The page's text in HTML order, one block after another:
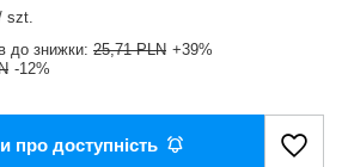
szt.
до знижки: 25,71 PLN +39%
-12%
про доступність